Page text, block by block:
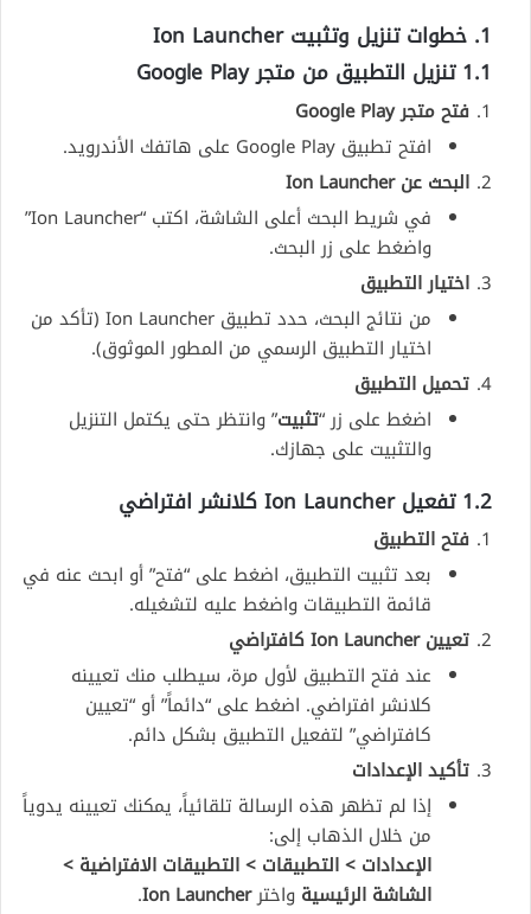
1. خطوات تنزيل وتثبيت Ion Launcher
1.1 تنزيل التطبيق من متجر Google Play
فتح متجر Google Play
افتح تطبيق Google Play على هاتفك الأندرويد.
البحث عن Ion Launcher
في شريط البحث أعلى الشاشة، اكتب “Ion Launcher”
واضغط على زر البحث.
اختيار التطبيق
من نتائج البحث، حدد تطبيق Ion Launcher (تأكد من
اختيار التطبيق الرسمي من المطور الموثوق).
تحميل التطبيق
اضغط على زر “تثبيت” وانتظر حتى يكتمل التنزيل
والتثبيت على جهازك.
1.2 تفعيل Ion Launcher كلانشر افتراضي
فتح التطبيق
بعد تثبيت التطبيق، اضغط على “فتح” أو ابحث عنه في
قائمة التطبيقات واضغط عليه لتشغيله.
تعيين Ion Launcher كافتراضي
عند فتح التطبيق لأول مرة، سيطلب منك تعيينه
كلانشر افتراضي. اضغط على “دائماً” أو “تعيين
كافتراضي” لتفعيل التطبيق بشكل دائم.
تأكيد الإعدادات
إذا لم تظهر هذه الرسالة تلقائياً، يمكنك تعيينه يدوياً
من خلال الذهاب إلى:
الإعدادات > التطبيقات > التطبيقات الافتراضية >
الشاشة الرئيسية واخترIon Launcher
.